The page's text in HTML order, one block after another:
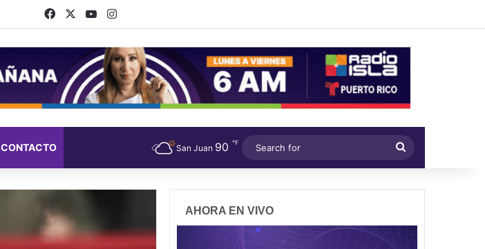
FacebookYouTubeInstagram
CONTACTO San Juan 90 ℉
for
AHORA EN VIVO